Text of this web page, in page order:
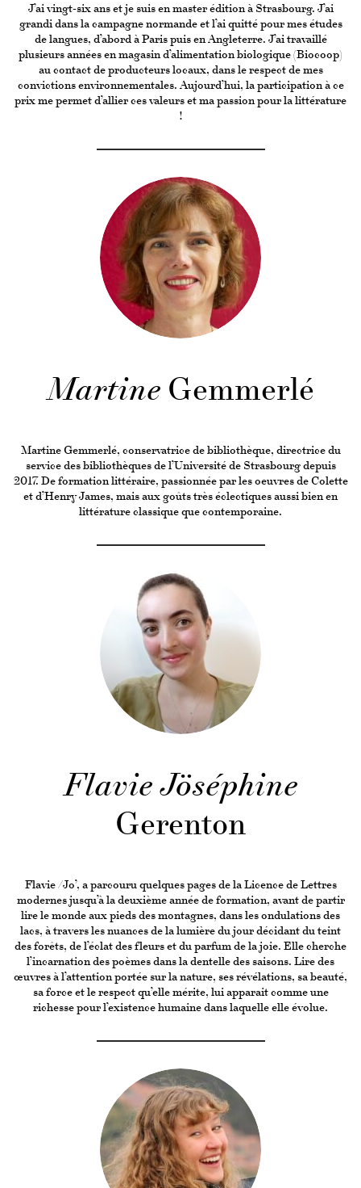
J’ai vingt-six ans et je suis en master édition à Strasbourg. J’ai
grandi dans la campagne normande et l’ai quitté pour mes études
de langues, d’abord à Paris puis en Angleterre. J’ai travaillé
plusieurs années en magasin d’alimentation biologique (Biocoop)
au contact de producteurs locaux, dans le respect de mes
convictions environnementales. Aujourd’hui, la participation à ce
prix me permet d’allier ces valeurs et ma passion pour la littérature
!
Martine Gemmerlé
Martine Gemmerlé, conservatrice de bibliothèque, directrice du
service des bibliothèques de l’Université de Strasbourg depuis
2017. De formation littéraire, passionnée par les oeuvres de Colette
et d’Henry James, mais aux goûts très éclectiques aussi bien en
littérature classique que contemporaine.
Flavie Jöséphine
Gerenton
Flavie /Jo’, a parcouru quelques pages de la Licence de Lettres
modernes jusqu’à la deuxième année de formation, avant de partir
lire le monde aux pieds des montagnes, dans les ondulations des
lacs, à travers les nuances de la lumière du jour décidant du teint
des forêts, de l’éclat des fleurs et du parfum de la joie. Elle cherche
l’incarnation des poèmes dans la dentelle des saisons. Lire des
œuvres à l’attention portée sur la nature, ses révélations, sa beauté,
sa force et le respect qu’elle mérite, lui apparait comme une
richesse pour l’existence humaine dans laquelle elle évolue.